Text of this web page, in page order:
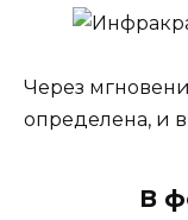
Через
определена, и
В